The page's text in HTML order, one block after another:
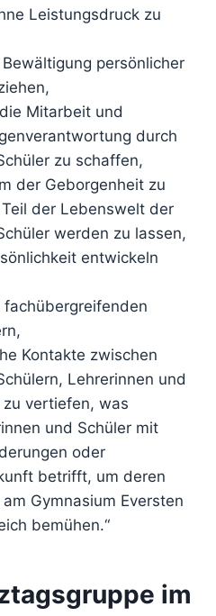
Leistungsdruck zu
persönlicher
Mitarbeit und
durch
zu schaffen,
der Geborgenheit zu
der Lebenswelt der
werden zu lassen,
entwickeln
fachübergreifenden
Kontakte zwischen
Lehrerinnen und
vertiefen, was
und Schüler mit
oder
betrifft, um deren
Gymnasium Eversten
bemühen.“
im